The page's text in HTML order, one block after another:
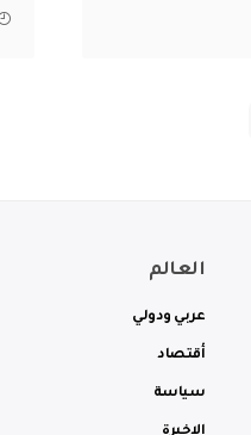
العالم
عربي ودولي
أقتصاد
سياسة